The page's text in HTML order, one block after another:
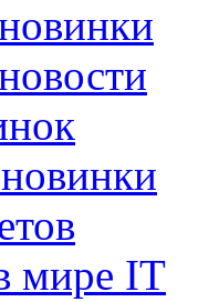
мире IT